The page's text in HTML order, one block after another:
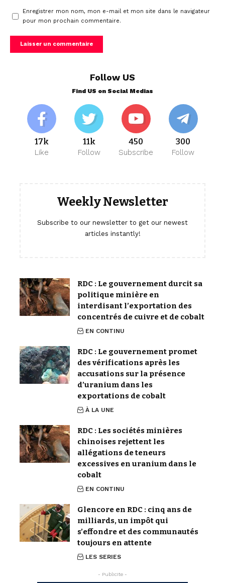
Enregistrer mon nom, mon e-mail et mon site dans le navigateur
pour mon prochain commentaire.
Follow US
Find US on Social Medias
17k
Like
11k
Follow
450
Subscribe
300
Follow
Weekly Newsletter
Subscribe to our newsletter to get our newest
articles instantly!
RDC : Le gouvernement durcit sa
politique minière en
interdisant l’exportation des
concentrés de cuivre et de cobalt
EN CONTINU
RDC : Le gouvernement promet
des vérifications après les
accusations sur la présence
d’uranium dans les
exportations de cobalt
À LA UNE
RDC : Les sociétés minières
chinoises rejettent les
allégations de teneurs
excessives en uranium dans le
cobalt
EN CONTINU
Glencore en RDC : cinq ans de
milliards, un impôt qui
s’effondre et des communautés
toujours en attente
LES SERIES
- Publicite -